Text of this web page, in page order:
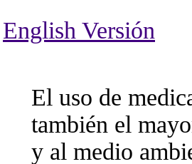
English Versión
El uso de
también el
y al medio